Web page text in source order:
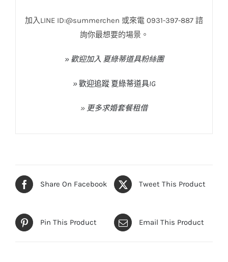
加入LINE ID:@summerchen 或來電 0931-397-887 諮
詢你最想要的場景。
» 歡迎加入 夏綠蒂道具粉絲團
»歡迎追蹤 夏綠蒂道具IG
» 更多求婚套餐租借
Share On Facebook Tweet This Product
Pin This Product Email This Product